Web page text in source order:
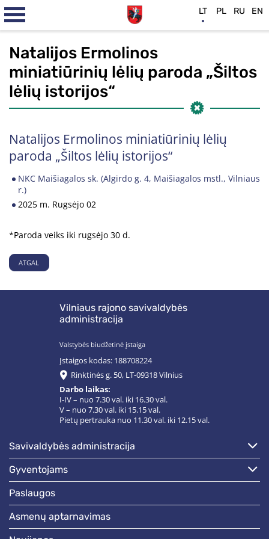
Natalijos Ermolinos
miniatiūrinių lėlių paroda „Šiltos
lėlių istorijos“
Natalijos Ermolinos miniatiūrinių lėlių
paroda „Šiltos lėlių istorijos“
NKC Maišiagalos sk. (Algirdo g. 4, Maišiagalos mstl., Vilniaus
r.)
2025 m. Rugsėjo 02
*Paroda veiks iki rugsėjo 30 d.
ATGAL
Vilniaus rajono savivaldybės
administracija
Valstybės biudžetinė įstaiga
Įstaigos kodas: 188708224
Rinktinės g. 50, LT-09318 Vilnius
Darbo laikas:
I-IV – nuo 7.30 val. iki 16.30 val.
V – nuo 7.30 val. iki 15.15 val.
Pietų pertrauka nuo 11.30 val. iki 12.15 val.
savivaldybės administracija
gyventojams
paslaugos
asmenų aptarnavimas
LT PL RU EN